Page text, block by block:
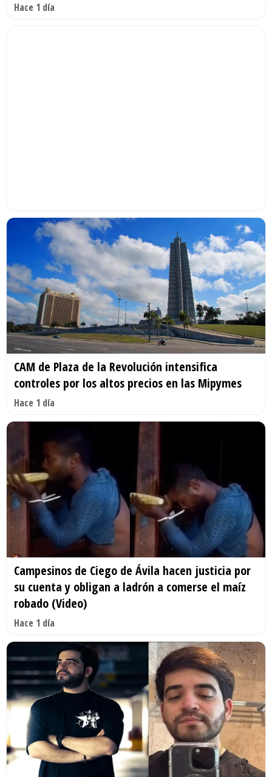
Hace 1 día
CAM de Plaza de la Revolución intensifica
controles por los altos precios en las Mipymes
Hace 1 día
Campesinos de Ciego de Ávila hacen justicia por
su cuenta y obligan a ladrón a comerse el maíz
robado (Video)
Hace 1 día